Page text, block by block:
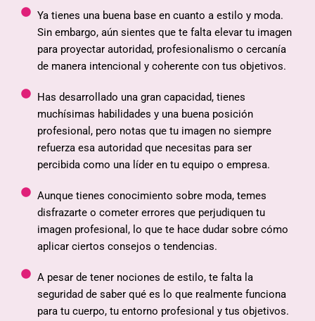
Ya tienes una buena base en cuanto a estilo y moda.
Sin embargo, aún sientes que te falta elevar tu imagen
para proyectar autoridad, profesionalismo o cercanía
de manera intencional y coherente con tus objetivos.
Has desarrollado una gran capacidad, tienes
muchísimas habilidades y una buena posición
profesional, pero notas que tu imagen no siempre
refuerza esa autoridad que necesitas para ser
percibida como una líder en tu equipo o empresa.
Aunque tienes conocimiento sobre moda, temes
disfrazarte o cometer errores que perjudiquen tu
imagen profesional, lo que te hace dudar sobre cómo
aplicar ciertos consejos o tendencias.
A pesar de tener nociones de estilo, te falta la
seguridad de saber qué es lo que realmente funciona
para tu cuerpo, tu entorno profesional y tus objetivos.